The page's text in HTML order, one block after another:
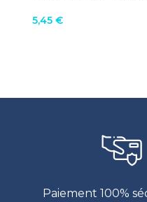
5,45 €
Paiement 100%